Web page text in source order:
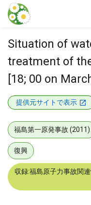
本文に飛ぶ
Situation of
treatment of
[18; 00 on
提供元サイトで表示
福島第一原発事故 (2011)
復興
収録:福島原子力事故関